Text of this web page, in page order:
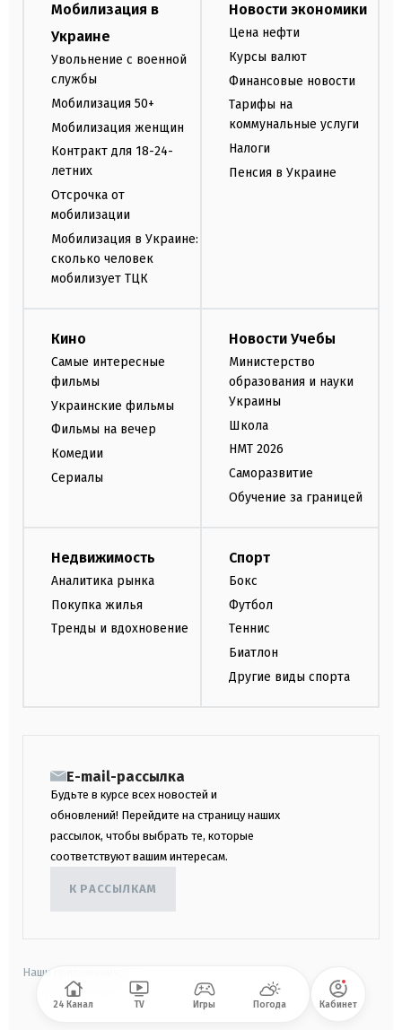
Мобилизация в
Украине
Увольнение с военной
службы
Мобилизация 50+
Мобилизация женщин
Контракт для 18-24-
летних
Отсрочка от
мобилизации
Мобилизация в Украине:
сколько человек
мобилизует ТЦК
Новости экономики
Цена нефти
Курсы валют
Финансовые новости
Тарифы на
коммунальные услуги
Налоги
Пенсия в Украине
Кино
Самые интересные
фильмы
Украинские фильмы
Фильмы на вечер
Комедии
Сериалы
Новости Учебы
Министерство
образования и науки
Украины
Школа
НМТ 2026
Саморазвитие
Обучение за границей
Недвижимость
Аналитика рынка
Покупка жилья
Тренды и вдохновение
Спорт
Бокс
Футбол
Теннис
Биатлон
Другие виды спорта
E-mail-рассылка
Будьте в курсе всех новостей и
обновлений! Перейдите на страницу наших
рассылок, чтобы выбрать те, которые
соответствуют вашим интересам.
К РАССЫЛКАМ
Наши приложения:
24 Канал TV Игры Погода Кабинет